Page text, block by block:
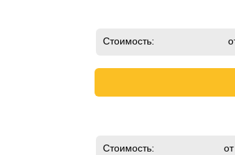
Стоимость:
Стоимость: